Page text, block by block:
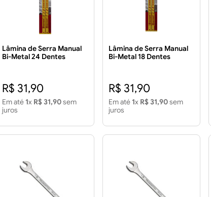
Lâmina de Serra Manual
Bi-Metal 24 Dentes
R$ 31,90
Em até 1x R$ 31,90sem
juros
Lâmina de Serra Manual
Bi-Metal 18 Dentes
R$ 31,90
Em até 1x R$ 31,90sem
juros